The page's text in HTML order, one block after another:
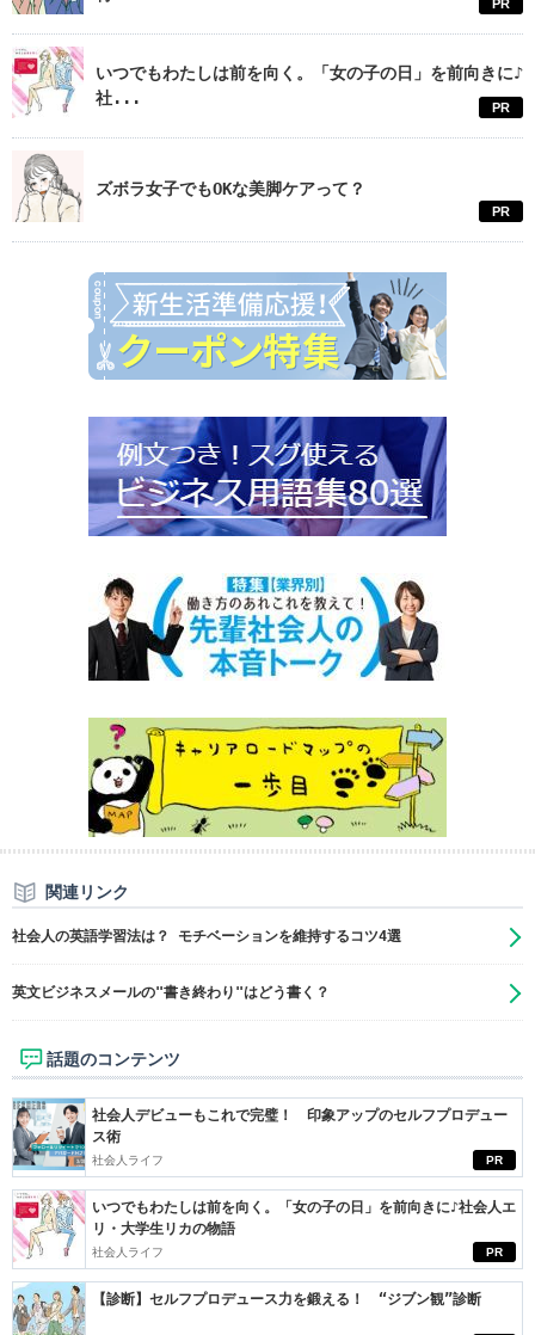
PR
いつでもわたしは前を向く。「女の子の日」を前向きに♪
社...
PR
ズボラ女子でもOKな美脚ケアって？
PR
関連リンク
社会人の英語学習法は？ モチベーションを維持するコツ4選
英文ビジネスメールの"書き終わり"はどう書く？
話題のコンテンツ
PR
社会人デビューもこれで完璧！ 印象アップのセルフプロデュー
ス術
社会人ライフ
PR
いつでもわたしは前を向く。「女の子の日」を前向きに♪社会人エ
リ・大学生リカの物語
社会人ライフ
【診断】セルフプロデュース力を鍛える！ “ジブン観”診断